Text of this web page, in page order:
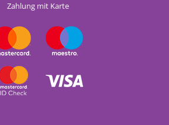
Zahlung mit Karte